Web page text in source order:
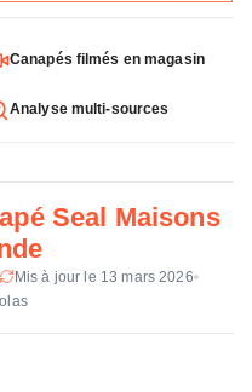
cm
% polyester
(14-30 kg/m3),
mousse
+ sangles elastiques
Canapés filmés en magasin
Analyse multi-sources
Seal Maisons
Mis à jour le 13 mars 2026